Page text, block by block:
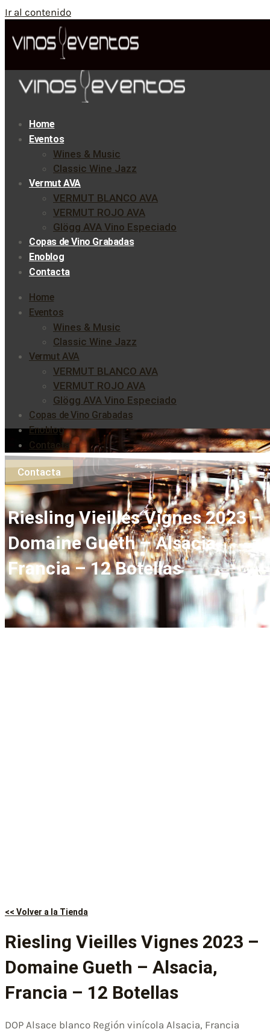
Ir al contenido
Home
Eventos
Wines & Music
Classic Wine Jazz
Vermut AVA
VERMUT BLANCO AVA
VERMUT ROJO AVA
Glögg AVA Vino Especiado
Copas de Vino Grabadas
Enoblog
Contacta
Home
Eventos
Wines & Music
Classic Wine Jazz
Vermut AVA
VERMUT BLANCO AVA
VERMUT ROJO AVA
Glögg AVA Vino Especiado
Copas de Vino Grabadas
Enoblog
Contacta
Contacta
Riesling Vieilles Vignes 2023 –
Domaine Gueth – Alsacia,
Francia – 12 Botellas
<< Volver a la Tienda
Riesling Vieilles Vignes 2023 –
Domaine Gueth – Alsacia,
Francia – 12 Botellas
DOP Alsace blanco Región vinícola Alsacia, Francia